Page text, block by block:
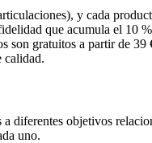
y cada
que acumula el
son gratuitos a partir de
calidad.
diferentes objetivos
uno.